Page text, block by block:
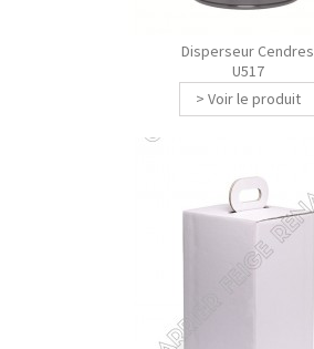
Disperseur Cendres
U517
> Voir le produit